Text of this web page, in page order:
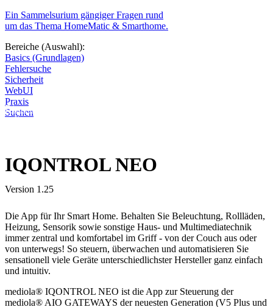
Ein Sammelsurium gängiger Fragen rund
um das Thema HomeMatic & Smarthome.
Bereiche (Auswahl):
Basics (Grundlagen)
Fehlersuche
Sicherheit
WebUI
Praxis
Suchen
Diese Seite wird nicht weitergeführt, bleibt aber als digitales Archiv
online. Vielen Dank für deinen Besuch!
IQONTROL NEO
Version 1.25
Die App für Ihr Smart Home. Behalten Sie Beleuchtung, Rollläden,
Heizung, Sensorik sowie sonstige Haus- und Multimediatechnik
immer zentral und komfortabel im Griff - von der Couch aus oder
von unterwegs! So steuern, überwachen und automatisieren Sie
sensationell viele Geräte unterschiedlichster Hersteller ganz einfach
und intuitiv.
mediola® IQONTROL NEO ist die App zur Steuerung der
mediola® AIO GATEWAYS der neuesten Generation (V5 Plus und